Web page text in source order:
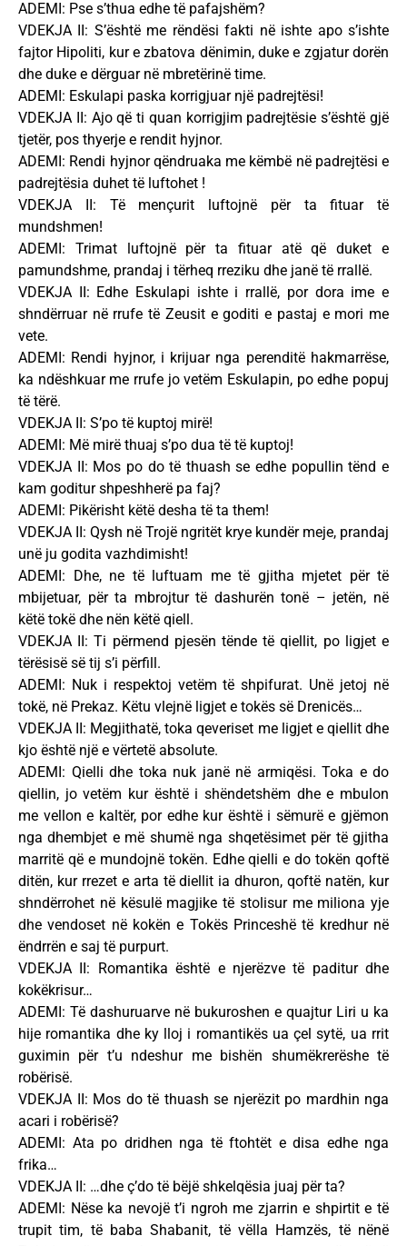
ADEMI: Pse s’thua edhe të pafajshëm?
VDEKJA II: S’është me rëndësi fakti në ishte apo s’ishte
fajtor Hipoliti, kur e zbatova dënimin, duke e zgjatur dorën
dhe duke e dërguar në mbretërinë time.
ADEMI: Eskulapi paska korrigjuar një padrejtësi!
VDEKJA II: Ajo që ti quan korrigjim padrejtësie s’është gjë
tjetër, pos thyerje e rendit hyjnor.
ADEMI: Rendi hyjnor qëndruaka me këmbë në padrejtësi e
padrejtësia duhet të luftohet !
VDEKJA II: Të mençurit luftojnë për ta fituar të
mundshmen!
ADEMI: Trimat luftojnë për ta fituar atë që duket e
pamundshme, prandaj i tërheq rreziku dhe janë të rrallë.
VDEKJA II: Edhe Eskulapi ishte i rrallë, por dora ime e
shndërruar në rrufe të Zeusit e goditi e pastaj e mori me
vete.
ADEMI: Rendi hyjnor, i krijuar nga perenditë hakmarrëse,
ka ndëshkuar me rrufe jo vetëm Eskulapin, po edhe popuj
të tërë.
VDEKJA II: S’po të kuptoj mirë!
ADEMI: Më mirë thuaj s’po dua të të kuptoj!
VDEKJA II: Mos po do të thuash se edhe popullin tënd e
kam goditur shpeshherë pa faj?
ADEMI: Pikërisht këtë desha të ta them!
VDEKJA II: Qysh në Trojë ngritët krye kundër meje, prandaj
unë ju godita vazhdimisht!
ADEMI: Dhe, ne të luftuam me të gjitha mjetet për të
mbijetuar, për ta mbrojtur të dashurën tonë – jetën, në
këtë tokë dhe nën këtë qiell.
VDEKJA II: Ti përmend pjesën tënde të qiellit, po ligjet e
tërësisë së tij s’i përfill.
ADEMI: Nuk i respektoj vetëm të shpifurat. Unë jetoj në
tokë, në Prekaz. Këtu vlejnë ligjet e tokës së Drenicës…
VDEKJA II: Megjithatë, toka qeveriset me ligjet e qiellit dhe
kjo është një e vërtetë absolute.
ADEMI: Qielli dhe toka nuk janë në armiqësi. Toka e do
qiellin, jo vetëm kur është i shëndetshëm dhe e mbulon
me vellon e kaltër, por edhe kur është i sëmurë e gjëmon
nga dhembjet e më shumë nga shqetësimet për të gjitha
marritë që e mundojnë tokën. Edhe qielli e do tokën qoftë
ditën, kur rrezet e arta të diellit ia dhuron, qoftë natën, kur
shndërrohet në kësulë magjike të stolisur me miliona yje
dhe vendoset në kokën e Tokës Princeshë të kredhur në
ëndrrën e saj të purpurt.
VDEKJA II: Romantika është e njerëzve të paditur dhe
kokëkrisur…
ADEMI: Të dashuruarve në bukuroshen e quajtur Liri u ka
hije romantika dhe ky lloj i romantikës ua çel sytë, ua rrit
guximin për t’u ndeshur me bishën shumëkrerëshe të
robërisë.
VDEKJA II: Mos do të thuash se njerëzit po mardhin nga
acari i robërisë?
ADEMI: Ata po dridhen nga të ftohtët e disa edhe nga
frika…
VDEKJA II: …dhe ç’do të bëjë shkelqësia juaj për ta?
ADEMI: Nëse ka nevojë t’i ngroh me zjarrin e shpirtit e të
trupit tim, të baba Shabanit, të vëlla Hamzës, të nënë